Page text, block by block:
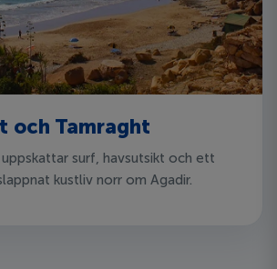
och Tamraght
uppskattar surf, havsutsikt och ett
kustliv norr om Agadir.